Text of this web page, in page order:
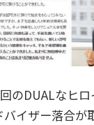
のDUALなヒロ
イザー落合が